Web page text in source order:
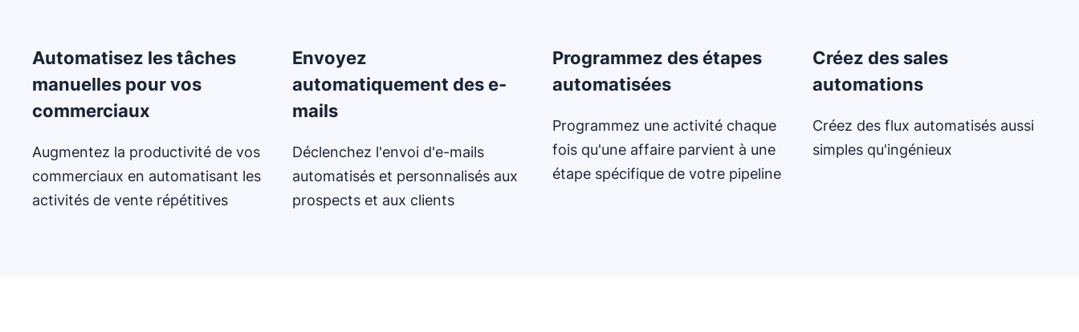
Automatisez les tâches
manuelles pour vos
commerciaux
Augmentez la productivité de vos
commerciaux en automatisant les
activités de vente répétitives
Envoyez
automatiquement des e-
mails
Déclenchez l'envoi d'e-mails
automatisés et personnalisés aux
prospects et aux clients
Programmez des étapes
automatisées
Programmez une activité chaque
fois qu'une affaire parvient à une
étape spécifique de votre pipeline
Créez des sales
automations
Créez des flux automatisés aussi
simples qu'ingénieux